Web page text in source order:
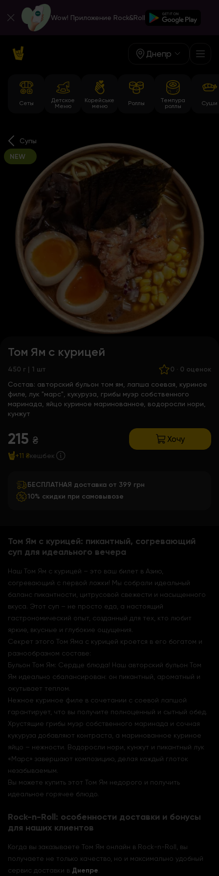
Wow! Приложение Rock&Roll
Днепр
Сеты
Детское
Меню
Корейське
меню
Роллы
Темпура
роллы
Суши
Супы
NEW
Том Ям с курицей
450 г | 1 шт 0 · 0 оценок
Состав: авторский бульон том ям, лапша соевая, куриное
филе, лук "марс", кукуруза, грибы муэр собственного
маринада, яйцо куриное маринованное, водоросли нори,
кунжут
215 ₴ Хочу
+11 ₴кешбек
БЕСПЛАТНАЯ доставка от 399 грн
10% скидки при самовывозе
Том Ям с курицей: пикантный, согревающий
суп для идеального вечера
Наш Том Ям с курицей – это ваш билет в Азию,
согревающий с первой ложки! Мы собрали идеальный
баланс пикантности, цитрусовой свежести и насыщенного
вкуса. Этот суп – не просто еда, а настоящий
гастрономический опыт, созданный для тех, кто любит
яркие, вкусные и глубокие ощущения.
Секрет этого Том Яма с курицей кроется в его богатом и
разнообразном составе:
Бульон Том Ям: Сердце блюда! Наш авторский бульон Том
Ям идеально сбалансирован: он пикантный, ароматный и
окутывает теплом.
Нежное куриное филе в сочетании с соевой лапшой
гарантирует, что вы получите полноценный и сытный обед.
Хрустящие грибы муэр собственного маринада и сочная
кукуруза добавляют контраста, а маринованное куриное
яйцо – нежности. Водоросли нори, кунжут и пикантный лук
«Марс» завершают композицию, делая каждый глоток
незабываемым.
Вы можете купить этот Том Ям недорого и получить
идеальное горячее блюдо.
Rock-n-Roll: особенности доставки и бонусы
для наших клиентов
Когда вы заказываете Том Ям онлайн в Rock-n-Roll, вы
получаете не только качество, но и максимально удобный
сервис доставки в Днепре.